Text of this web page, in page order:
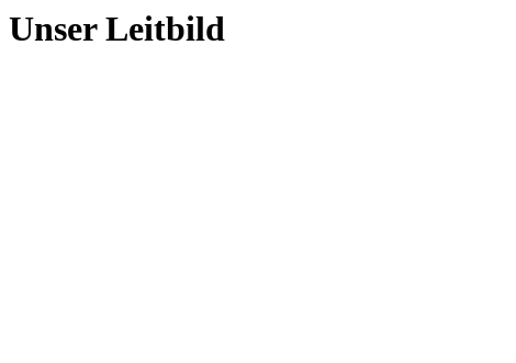
Unser Leitbild